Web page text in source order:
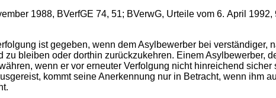
1988, BVerfGE 74, 51; BVerwG, Urteile vom 6. April
ist gegeben, wenn dem Asylbewerber bei
zu bleiben oder dorthin zurückzukehren. Einem Asylbewerber,
wenn er vor erneuter Verfolgung nicht hinreichend
kommt seine Anerkennung nur in Betracht, wenn ihm